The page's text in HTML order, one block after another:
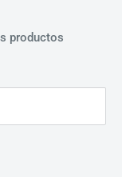
productos